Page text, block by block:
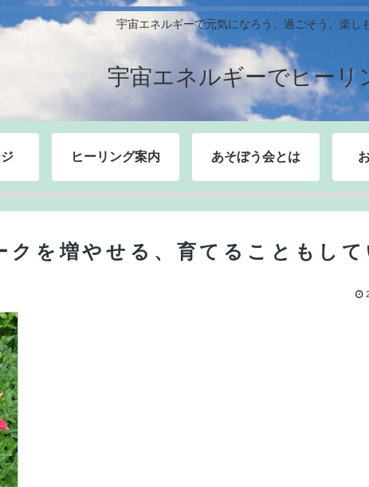
宇宙エネルギーで元気になろう、過ごそう、楽し
宇宙エネルギーでヒーリ
ヒーリング案内 あそぼう会とは
クを増やせる、育てることもして